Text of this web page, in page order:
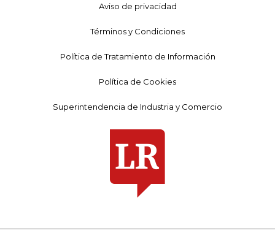
Aviso de privacidad
Términos y Condiciones
Política de Tratamiento de Información
Política de Cookies
Superintendencia de Industria y Comercio